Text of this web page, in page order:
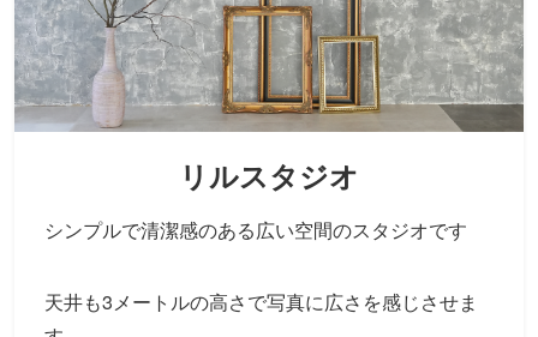
リルスタジオ
シンプルで清潔感のある広い空間のスタジオです
天井も3メートルの高さで写真に広さを感じさせま